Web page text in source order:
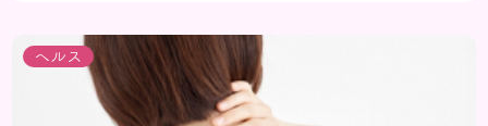
ヘルス